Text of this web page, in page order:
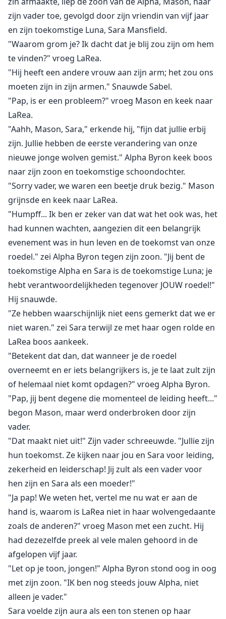
zijn vader toe, gevolgd door zijn vriendin van vijf jaar
en zijn toekomstige Luna, Sara Mansfield.
"Waarom grom je? Ik dacht dat je blij zou zijn om hem
te vinden?" vroeg LaRea.
"Hij heeft een andere vrouw aan zijn arm; het zou ons
moeten zijn in zijn armen." Snauwde Sabel.
"Pap, is er een probleem?" vroeg Mason en keek naar
LaRea.
"Aahh, Mason, Sara," erkende hij, "fijn dat jullie erbij
zijn. Jullie hebben de eerste verandering van onze
nieuwe jonge wolven gemist." Alpha Byron keek boos
naar zijn zoon en toekomstige schoondochter.
"Sorry vader, we waren een beetje druk bezig." Mason
grijnsde en keek naar LaRea.
"Humpff... Ik ben er zeker van dat wat het ook was, het
had kunnen wachten, aangezien dit een belangrijk
evenement was in hun leven en de toekomst van onze
roedel." zei Alpha Byron tegen zijn zoon. "Jij bent de
toekomstige Alpha en Sara is de toekomstige Luna; je
hebt verantwoordelijkheden tegenover JOUW roedel!"
Hij snauwde.
"Ze hebben waarschijnlijk niet eens gemerkt dat we er
niet waren." zei Sara terwijl ze met haar ogen rolde en
LaRea boos aankeek.
"Betekent dat dan, dat wanneer je de roedel
overneemt en er iets belangrijkers is, je te laat zult zijn
of helemaal niet komt opdagen?" vroeg Alpha Byron.
"Pap, jij bent degene die momenteel de leiding heeft..."
begon Mason, maar werd onderbroken door zijn
vader.
"Dat maakt niet uit!" Zijn vader schreeuwde. "Jullie zijn
hun toekomst. Ze kijken naar jou en Sara voor leiding,
zekerheid en leiderschap! Jij zult als een vader voor
hen zijn en Sara als een moeder!"
"Ja pap! We weten het, vertel me nu wat er aan de
hand is, waarom is LaRea niet in haar wolvengedaante
zoals de anderen?" vroeg Mason met een zucht. Hij
had dezezelfde preek al vele malen gehoord in de
afgelopen vijf jaar.
"Let op je toon, jongen!" Alpha Byron stond oog in oog
met zijn zoon. "IK ben nog steeds jouw Alpha, niet
alleen je vader."
Sara voelde zijn aura als een ton stenen op haar